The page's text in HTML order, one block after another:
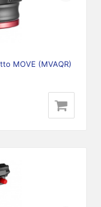
MOVE (MVAQR)